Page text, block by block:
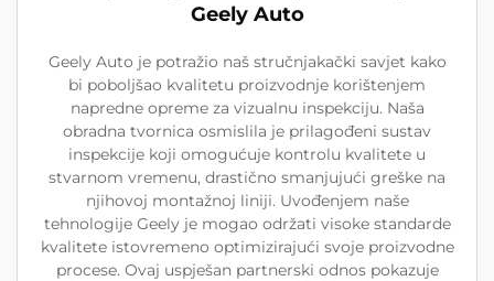
Geely Auto
Geely Auto je potražio naš stručnjakački savjet kako
bi poboljšao kvalitetu proizvodnje korištenjem
napredne opreme za vizualnu inspekciju. Naša
obradna tvornica osmislila je prilagođeni sustav
inspekcije koji omogućuje kontrolu kvalitete u
stvarnom vremenu, drastično smanjujući greške na
njihovoj montažnoj liniji. Uvođenjem naše
tehnologije Geely je mogao održati visoke standarde
kvalitete istovremeno optimizirajući svoje proizvodne
procese. Ovaj uspješan partnerski odnos pokazuje